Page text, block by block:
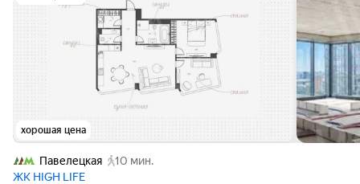
хорошая цена
Павелецкая
10 мин.
ЖК HIGH LIFE